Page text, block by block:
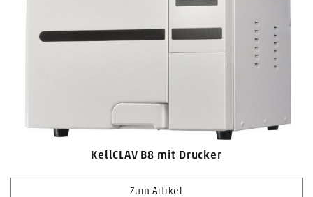
KellCLAV B8 mit Drucker
Zum Artikel